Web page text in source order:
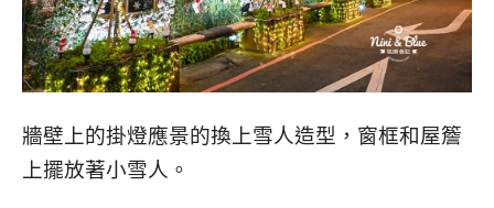
牆壁上的掛燈應景的換上雪人造型，窗框和屋簷
上擺放著小雪人。